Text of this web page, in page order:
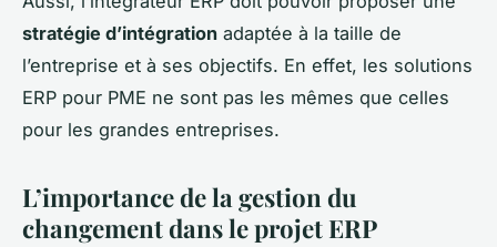
stratégie d’intégration adaptée à la taille de
l’entreprise et à ses objectifs. En effet, les solutions
ERP pour PME ne sont pas les mêmes que celles
pour les grandes entreprises.
L’importance de la gestion du
changement dans le projet ERP